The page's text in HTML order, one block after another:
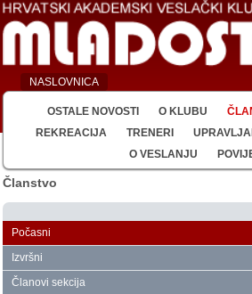
NASLOVNICA
OSTALE NOVOSTI O KLUBU
REKREACIJA
TRENERI
O VESLANJU
Članstvo
Počasni
Izvršni
Članovi sekcija